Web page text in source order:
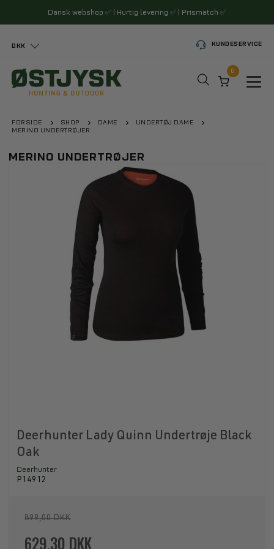
Dansk webshop ✅ | Hurtig levering ✅ | Prismatch ✅
DKK KUNDESERVICE
0
FORSIDE SHOP DAME
UNDERTØJ DAME
MERINO UNDERTRØJER
MERINO UNDERTRØJER
Deerhunter Lady Quinn Undertrøje Black
Oak
Deerhunter
P14912
899,00 DKK
629,30 DKK